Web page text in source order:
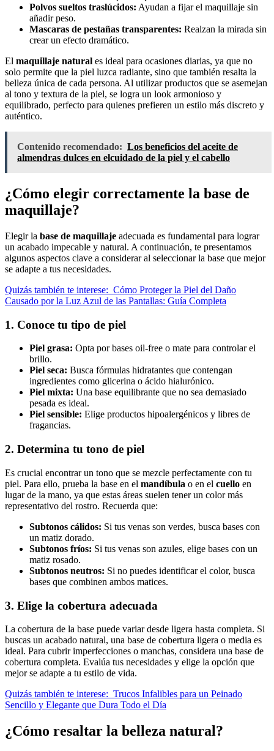
Polvos sueltos traslúcidos: Ayudan a fijar el maquillaje sin
añadir peso.
Mascaras de pestañas transparentes: Realzan la mirada sin
crear un efecto dramático.
El maquillaje natural es ideal para ocasiones diarias, ya que no
solo permite que la piel luzca radiante, sino que también resalta la
belleza única de cada persona. Al utilizar productos que se asemejan
al tono y textura de la piel, se logra un look armonioso y
equilibrado, perfecto para quienes prefieren un estilo más discreto y
auténtico.
Contenido recomendado: Los beneficios del aceite de
almendras dulces en elcuidado de la piel y el cabello
¿Cómo elegir correctamente la base de
maquillaje?
Elegir la base de maquillaje adecuada es fundamental para lograr
un acabado impecable y natural. A continuación, te presentamos
algunos aspectos clave a considerar al seleccionar la base que mejor
se adapte a tus necesidades.
Quizás también te interese: Cómo Proteger la Piel del Daño
Causado por la Luz Azul de las Pantallas: Guía Completa
1. Conoce tu tipo de piel
Piel grasa: Opta por bases oil-free o mate para controlar el
brillo.
Piel seca: Busca fórmulas hidratantes que contengan
ingredientes como glicerina o ácido hialurónico.
Piel mixta: Una base equilibrante que no sea demasiado
pesada es ideal.
Piel sensible: Elige productos hipoalergénicos y libres de
fragancias.
2. Determina tu tono de piel
Es crucial encontrar un tono que se mezcle perfectamente con tu
piel. Para ello, prueba la base en el mandíbula o en el cuello en
lugar de la mano, ya que estas áreas suelen tener un color más
representativo del rostro. Recuerda que:
Subtonos cálidos: Si tus venas son verdes, busca bases con
un matiz dorado.
Subtonos fríos: Si tus venas son azules, elige bases con un
matiz rosado.
Subtonos neutros: Si no puedes identificar el color, busca
bases que combinen ambos matices.
3. Elige la cobertura adecuada
La cobertura de la base puede variar desde ligera hasta completa. Si
buscas un acabado natural, una base de cobertura ligera o media es
ideal. Para cubrir imperfecciones o manchas, considera una base de
cobertura completa. Evalúa tus necesidades y elige la opción que
mejor se adapte a tu estilo de vida.
Quizás también te interese: Trucos Infalibles para un Peinado
Sencillo y Elegante que Dura Todo el Día
¿Cómo resaltar la belleza natural?